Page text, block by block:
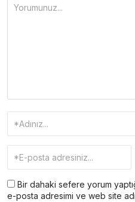
Bir dahaki sefere yorum
e-posta adresimi ve web site